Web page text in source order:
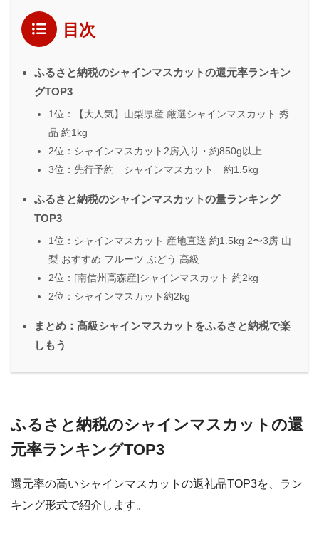
目次
ふるさと納税のシャインマスカットの還元率ランキン
グTOP3
1位：【大人気】山梨県産 厳選シャインマスカット 秀
品 約1kg
2位：シャインマスカット2房入り・約850g以上
3位：先行予約 シャインマスカット 約1.5kg
ふるさと納税のシャインマスカットの量ランキング
TOP3
1位：シャインマスカット 産地直送 約1.5kg 2〜3房 山
梨 おすすめ フルーツ ぶどう 高級
2位：[南信州高森産]シャインマスカット 約2kg
2位：シャインマスカット約2kg
まとめ：高級シャインマスカットをふるさと納税で楽
しもう
ふるさと納税のシャインマスカットの還
元率ランキングTOP3
還元率の高いシャインマスカットの返礼品TOP3を、ラン
キング形式で紹介します。